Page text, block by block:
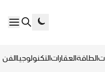
الطاقةالعقاراتالتكنولوجياالفن